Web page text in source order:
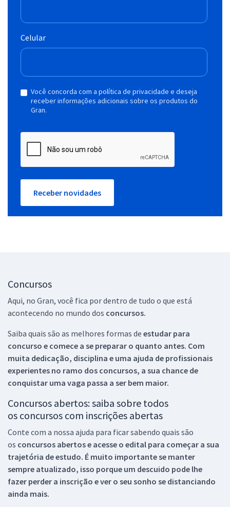
Celular
Você concorda com a política de privacidade e deseja
receber informações adicionais sobre os produtos do
Gran.
Receber novidades
Concursos
Aqui, no Gran, você fica por dentro de tudo o que está
acontecendo no mundo dos concursos.
Saiba quais são as melhores formas de estudar para
concurso e comece a se preparar o quanto antes. Com
muita dedicação, disciplina e uma ajuda de profissionais
experientes no ramo dos concursos, a sua chance de
conquistar uma vaga passa a ser bem maior.
Concursos abertos: saiba sobre todos
os concursos com inscrições abertas
Conte com a nossa ajuda para ficar sabendo quais são
os concursos abertos e acesse o edital para começar a sua
trajetória de estudo. É muito importante se manter
sempre atualizado, isso porque um descuido pode lhe
fazer perder a inscrição e ver o seu sonho se distanciando
ainda mais.